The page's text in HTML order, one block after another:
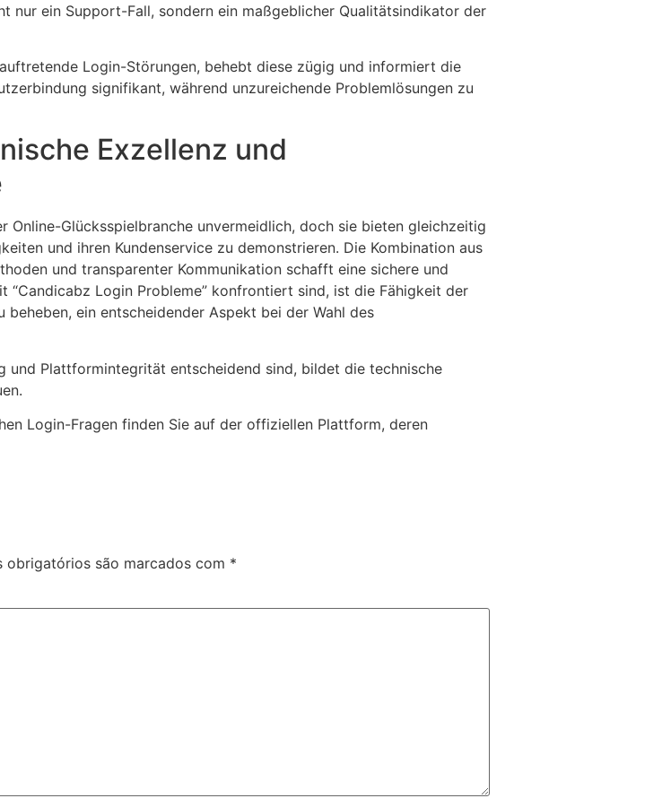
nur ein Support-Fall, sondern ein maßgeblicher Qualitätsindikator der
Login-Störungen, behebt diese zügig und informiert die
signifikant, während unzureichende Problemlösungen zu
Exzellenz und
Online-Glücksspielbranche unvermeidlich, doch sie bieten gleichzeitig
und ihren Kundenservice zu demonstrieren. Die Kombination aus
und transparenter Kommunikation schafft eine sichere und
Login Probleme” konfrontiert sind, ist die Fähigkeit der
ein entscheidender Aspekt bei der Wahl des
und Plattformintegrität entscheidend sind, bildet die technische
Login-Fragen finden Sie auf der offiziellen Plattform, deren
obrigatórios são marcados com *